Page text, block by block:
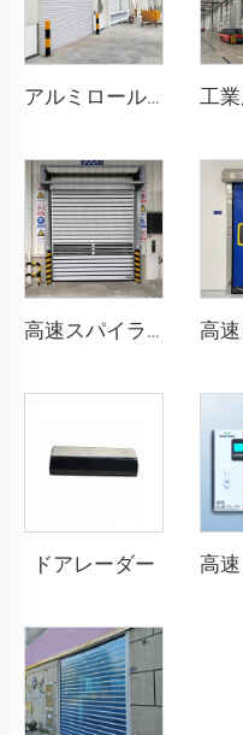
アルミロールシャッタードア
高速スパイラルドア
ドアレーダー